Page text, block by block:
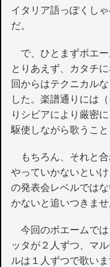
イタリア語っぽくし
だ。
で、ひとまずボエー
とりあえず、カタチ
回からはテクニカル
した。楽譜通りには
りシビアにより厳密
駆使しながら歌うこ
もちろん、それと合
やっていかないとい
の発表会レベルでは
かないと追いつきませ
今回のボエームでは
ッタが２人ずつ、マ
ルは１人ずつで歌い